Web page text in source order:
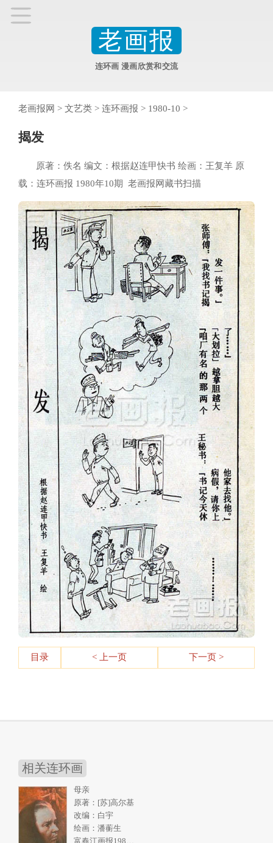
老画报
连环画 漫画欣赏和交流
老画报网 > 文艺类 > 连环画报 > 1980-10 >
揭发
原著：佚名 编文：根据赵连甲快书 绘画：王复羊 原
载：连环画报 1980年10期 老画报网藏书扫描
目录 < 上一页 下一页 >
相关连环画
母亲
原著：[苏]高尔基
改编：白宇
绘画：潘蘅生